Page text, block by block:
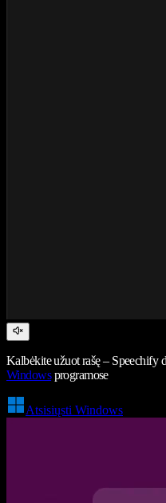
Kalbėkite užuot rašę – Speechify
Windowsprogramose
Atsisiųsti Windows